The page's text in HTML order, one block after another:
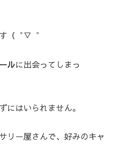
（゜▽゜
ルに出会ってしまっ
にはいられません。
リー屋さんで、好みのキャ